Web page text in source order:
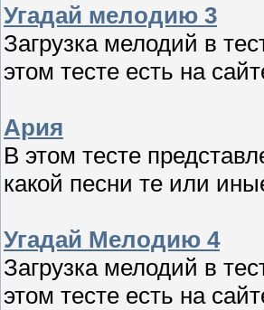
Угадай мелодию 3
Загрузка мелодий в
этом тесте есть на
Ария
В этом тесте
какой песни те или
Угадай Мелодию 4
Загрузка мелодий в
этом тесте есть на